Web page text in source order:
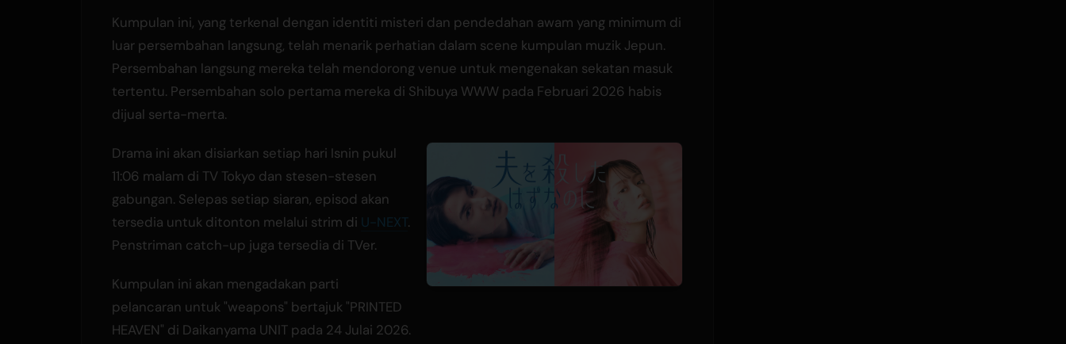
Kumpulan ini, yang terkenal dengan identiti misteri dan pendedahan awam yang minimum di
luar persembahan langsung, telah menarik perhatian dalam scene kumpulan muzik Jepun.
Persembahan langsung mereka telah mendorong venue untuk mengenakan sekatan masuk
tertentu. Persembahan solo pertama mereka di Shibuya WWW pada Februari 2026 habis
dijual serta-merta.
Drama ini akan disiarkan setiap hari Isnin pukul
11:06 malam di TV Tokyo dan stesen-stesen
gabungan. Selepas setiap siaran, episod akan
tersedia untuk ditonton melalui strim di U-NEXT.
Penstriman catch-up juga tersedia di TVer.
Kumpulan ini akan mengadakan parti
pelancaran untuk "weapons" bertajuk "PRINTED
HEAVEN" di Daikanyama UNIT pada 24 Julai 2026.